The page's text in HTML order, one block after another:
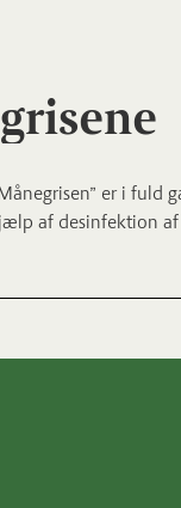
er i fuld
af desinfektion af